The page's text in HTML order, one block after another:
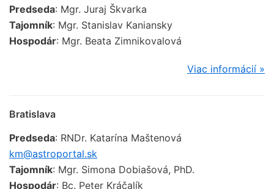
Predseda: Mgr. Juraj Škvarka
Tajomník: Mgr. Stanislav Kaniansky
Hospodár: Mgr. Beata Zimnikovalová
Viac informácií »
Bratislava
Predseda: RNDr. Katarína Maštenová
km@astroportal.sk
Tajomník: Mgr. Simona Dobiašová, PhD.
Hospodár: Bc. Peter Kráčalík